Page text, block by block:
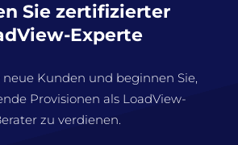
Sie zertifizierter
Experte
neue Kunden und beginnen Sie,
Provisionen als LoadView-
zu verdienen.